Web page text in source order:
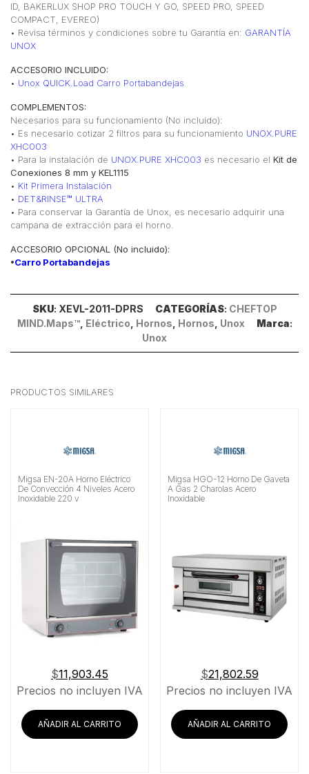
ID, BAKERLUX SHOP PRO TOUCH Y GO, SPEED PRO, SPEED
COMPACT, EVEREO)
•⁠ Revisa términos y condiciones sobre tu Garantía en: GARANTÍA
UNOX
ACCESORIO INCLUIDO:
• Unox QUICK.Load Carro Portabandejas
COMPLEMENTOS:
Necesarios para su funcionamiento (No incluido):
• Es necesario cotizar 2 filtros para su funcionamiento UNOX.PURE
XHC003
• Para la instalación de UNOX.PURE XHC003 es necesario el Kit de
Conexiones 8 mm y KEL1115
• Kit Primera Instalación
• DET&RINSE™ ULTRA
• Para conservar la Garantía de Unox, es necesario adquirir una
campana de extracción para el horno.
ACCESORIO OPCIONAL (No incluido):
•Carro Portabandejas
SKU: XEVL-2011-DPRS CATEGORÍAS: CHEFTOP
MIND.Maps™, Eléctrico Hornos Hornos Unox Marca:
Unox
PRODUCTOS SIMILARES
Migsa EN-20A Horno Eléctrico
De Convección 4 Niveles Acero
Inoxidable 220 v
$11,903.45
Precios no incluyen IVA
AÑADIR AL CARRITO
Migsa HGO-12 Horno De Gaveta
A Gas 2 Charolas Acero
Inoxidable
$21,802.59
Precios no incluyen IVA
AÑADIR AL CARRITO